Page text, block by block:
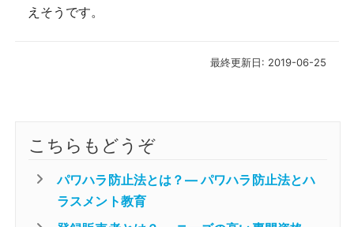
えそうです。
最終更新日: 2019-06-25
こちらもどうぞ
パワハラ防止法とは？― パワハラ防止法とハ
ラスメント教育